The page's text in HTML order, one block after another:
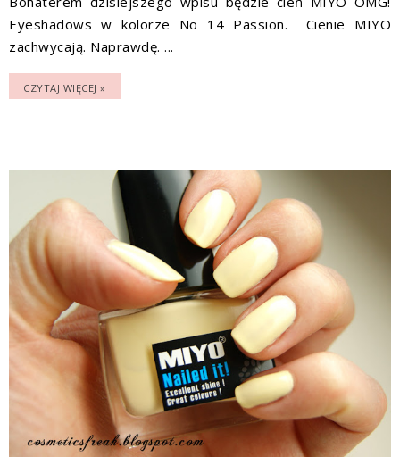
Eyeshadows w kolorze No 14 Passion. Cienie MIYO
zachwycają. Naprawdę. ...
CZYTAJ WIĘCEJ »